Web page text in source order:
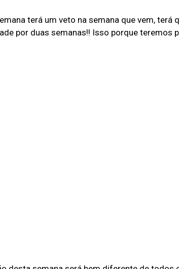
terá um veto na semana que vem, terá
por duas semanas!! Isso porque teremos